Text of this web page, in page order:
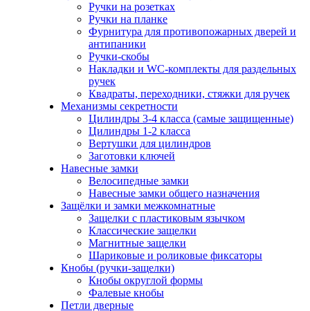
Ручки на розетках
Ручки на планке
Фурнитура для противопожарных дверей и
антипаники
Ручки-скобы
Накладки и WC-комплекты для раздельных
ручек
Квадраты, переходники, стяжки для ручек
Механизмы секретности
Цилиндры 3-4 класса (самые защищенные)
Цилиндры 1-2 класса
Вертушки для цилиндров
Заготовки ключей
Навесные замки
Велосипедные замки
Навесные замки общего назначения
Защёлки и замки межкомнатные
Защелки с пластиковым язычком
Классические защелки
Магнитные защелки
Шариковые и роликовые фиксаторы
Кнобы (ручки-защелки)
Кнобы округлой формы
Фалевые кнобы
Петли дверные